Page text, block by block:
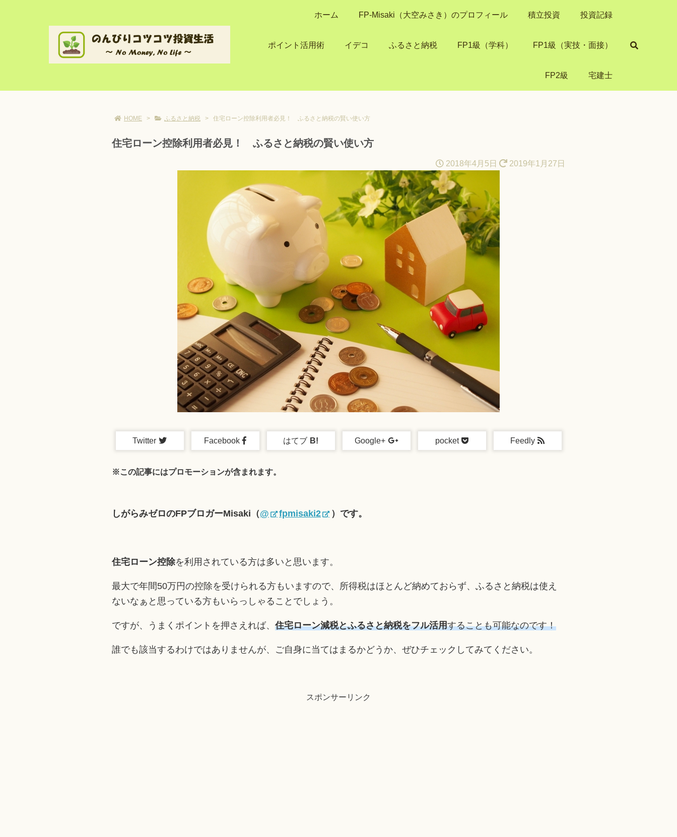
ホーム FP-Misaki（大空みさき）のプロフィール 積立投資 投資記録
ポイント活用術 イデコ ふるさと納税 FP1級（学科） FP1級（実技・面接）
FP2級 宅建士
HOME > ふるさと納税 > 住宅ローン控除利用者必見！ ふるさと納税の賢い使い方
住宅ローン控除利用者必見！ ふるさと納税の賢い使い方
2018年4月5日 2019年1月27日
Twitter Facebook はてブ B! Google+ pocket Feedly
※この記事にはプロモーションが含まれます。
しがらみゼロのFPブロガーMisaki（@ fpmisaki2 ）です。
住宅ローン控除を利用されている方は多いと思います。
最大で年間50万円の控除を受けられる方もいますので、所得税はほとんど納めておらず、ふるさと納税は使え
ないなぁと思っている方もいらっしゃることでしょう。
ですが、うまくポイントを押さえれば、住宅ローン減税とふるさと納税をフル活用することも可能なのです！
誰でも該当するわけではありませんが、ご自身に当てはまるかどうか、ぜひチェックしてみてください。
スポンサーリンク